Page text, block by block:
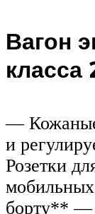
Вагон
класса
— Кожаные
и
Розетки
борту** —